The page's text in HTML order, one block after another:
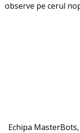
observe pe cerul
Echipa